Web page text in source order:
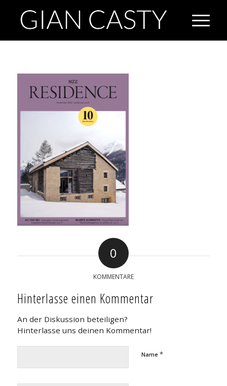
0
KOMMENTARE
Hinterlasse einen Kommentar
An der Diskussion beteiligen?
Hinterlasse uns deinen Kommentar!
Name *